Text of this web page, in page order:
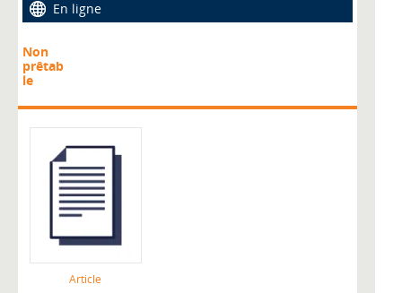
En ligne
Non
prêtab
le
Article